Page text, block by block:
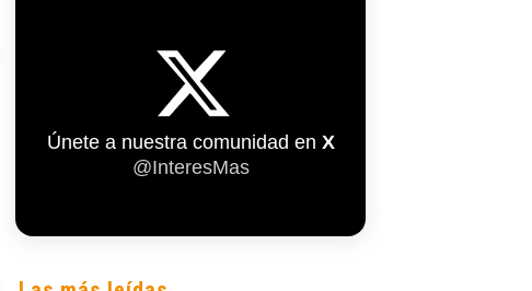
Únete a nuestra comunidad en X
@InteresMas